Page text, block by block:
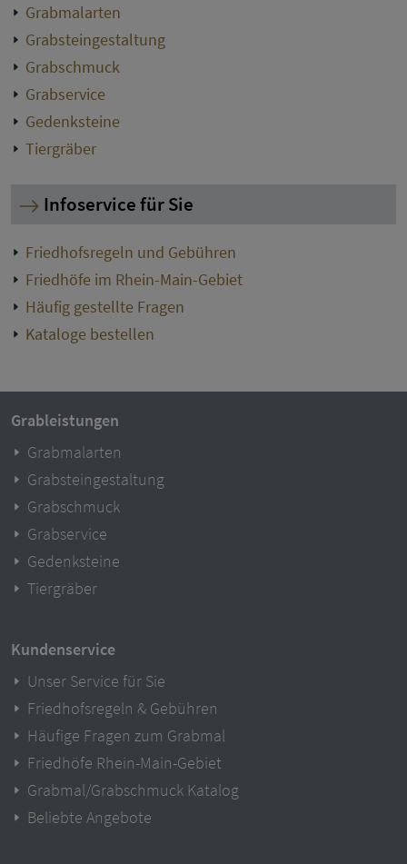
Grabmalarten
Grabsteingestaltung
Grabschmuck
Grabservice
Gedenksteine
Tiergräber
Infoservice für Sie
Friedhofsregeln und Gebühren
Friedhöfe im Rhein-Main-Gebiet
Häufig gestellte Fragen
Kataloge bestellen
Grableistungen
Grabmalarten
Grabsteingestaltung
Grabschmuck
Grabservice
Gedenksteine
Tiergräber
Kundenservice
Unser Service für Sie
Friedhofsregeln & Gebühren
Häufige Fragen zum Grabmal
Friedhöfe Rhein-Main-Gebiet
Grabmal/Grabschmuck Katalog
Beliebte Angebote